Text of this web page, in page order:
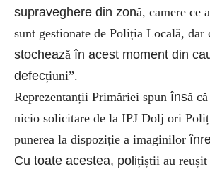
supraveghere din zonă, camere ce
sunt gestionate de Poliția Locală, dar
stocheazăîn acest moment din
defecțiuni”.
Reprezentanții Primăriei spunînsă
nicio solicitare de la IPJ Dolj ori
punerea la dispoziție a imaginilor
Cu toate acestea, polițiștii au reușit